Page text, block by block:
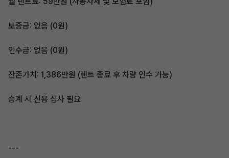
보증금: 없음 (0원)
인수금: 없음 (0원)
잔존가치: 1,386만원 (렌트 종료 후 차량 인수 가능)
승계 시 신용 심사 필요
---